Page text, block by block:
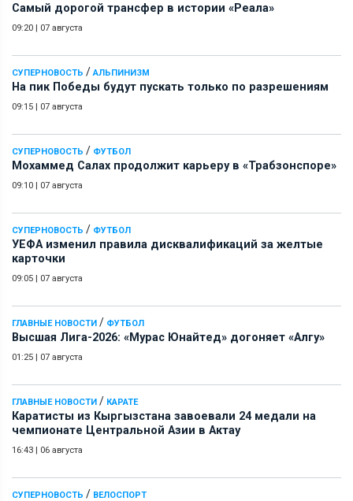
Самый дорогой трансфер в истории «Реала»
09:20 | 07 августа
СУПЕРНОВОСТЬ / АЛЬПИНИЗМ
На пик Победы будут пускать только по разрешениям
09:15 | 07 августа
СУПЕРНОВОСТЬ / ФУТБОЛ
Мохаммед Салах продолжит карьеру в «Трабзонспоре»
09:10 | 07 августа
СУПЕРНОВОСТЬ / ФУТБОЛ
УЕФА изменил правила дисквалификаций за желтые
карточки
09:05 | 07 августа
ГЛАВНЫЕ НОВОСТИ / ФУТБОЛ
Высшая Лига-2026: «Мурас Юнайтед» догоняет «Алгу»
01:25 | 07 августа
ГЛАВНЫЕ НОВОСТИ / КАРАТЕ
Каратисты из Кыргызстана завоевали 24 медали на
чемпионате Центральной Азии в Актау
16:43 | 06 августа
СУПЕРНОВОСТЬ / ВЕЛОСПОРТ